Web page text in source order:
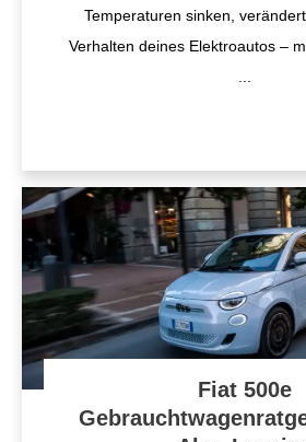
Temperaturen sinken,
Verhalten deines Elektroautos –
Fiat 500e